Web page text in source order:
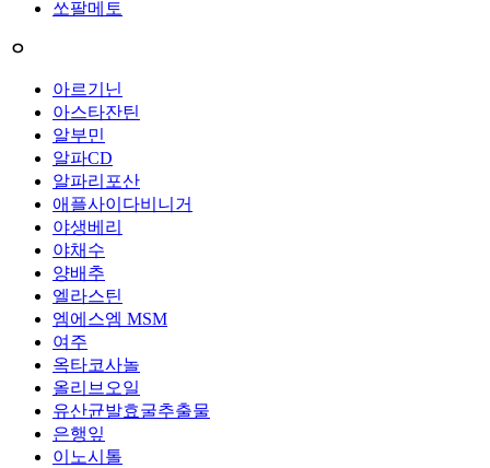
쏘팔메토
ㅇ
아르기닌
아스타잔틴
알부민
알파CD
알파리포산
애플사이다비니거
야생베리
야채수
양배추
엘라스틴
엠에스엠 MSM
여주
옥타코사놀
올리브오일
유산균발효굴추출물
은행잎
이노시톨